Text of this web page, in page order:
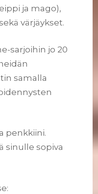
ja mago),
värjäykset.
sarjoihin jo 20
samalla
penkkiini.
sinulle sopiva